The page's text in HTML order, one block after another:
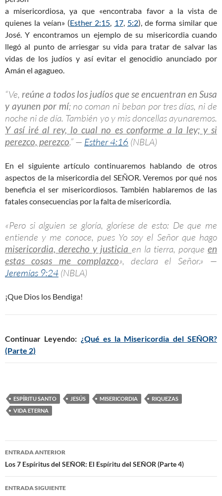
a misericordiosa, ya que «encontraba favor a la vista de
quienes la veían» (Esther 2:15, 17, 5:2), de forma similar que
José. Y encontramos un ejemplo de su misericordia cuando
llegó al punto de arriesgar su vida para tratar de salvar las
vidas de los judíos y así evitar el genocidio anunciado por
Amán el agagueo.
“Ve, reúne a todos los judíos que se encuentran en Susa
y ayunen por mí; no coman ni beban por tres días, ni de
noche ni de día. También yo y mis doncellas ayunaremos.
Y así iré al rey, lo cual no es conforme a la ley; y si
perezco, perezco.” — Esther 4:16 (NBLA)
En el siguiente artículo continuaremos hablando de otros
aspectos de la misericordia del SEÑOR. Veremos por qué nos
beneficia el ser misericordiosos. También hablaremos de las
fatales consecuencias por la falta de misericordia.
«Pero si alguien se gloría, gloríese de esto: De que me
entiende y me conoce, pues Yo soy el Señor que hago
misericordia, derecho y justicia en la tierra, porque en
estas cosas me complazco», declara el Señor.» —
Jeremías 9:24 (NBLA)
¡Que Dios los Bendiga!
Continuar Leyendo: ¿Qué es la Misericordia del SEÑOR?
(Parte 2)
ESPÍRITU SANTO JESÚS MISERICORDIA
RIQUEZAS
VIDA ETERNA
Navegación
de
ENTRADA ANTERIOR
Los 7 Espíritus del SEÑOR: El Espíritu del SEÑOR (Parte 4)
ENTRADA SIGUIENTE